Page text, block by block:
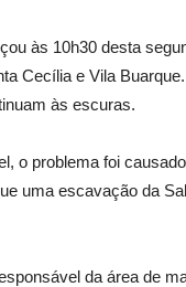
às 10h30 desta
Cecília e Vila
às escuras.
o problema foi
uma escavação da
da área de